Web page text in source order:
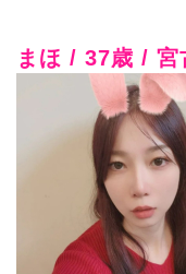
まほ / 37歳 / 宮